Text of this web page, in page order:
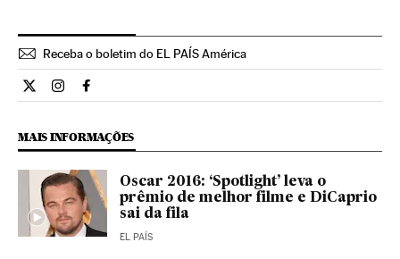
Receba o boletim do EL PAÍS América
Cultura El País Brasil en Twitter
Cultura El País Brasil en Instagram
Cultura El País Brasil en Facebook
MAIS INFORMAÇÕES
Oscar 2016: ‘Spotlight’ leva o
prêmio de melhor filme e DiCaprio
sai da fila
EL PAÍS